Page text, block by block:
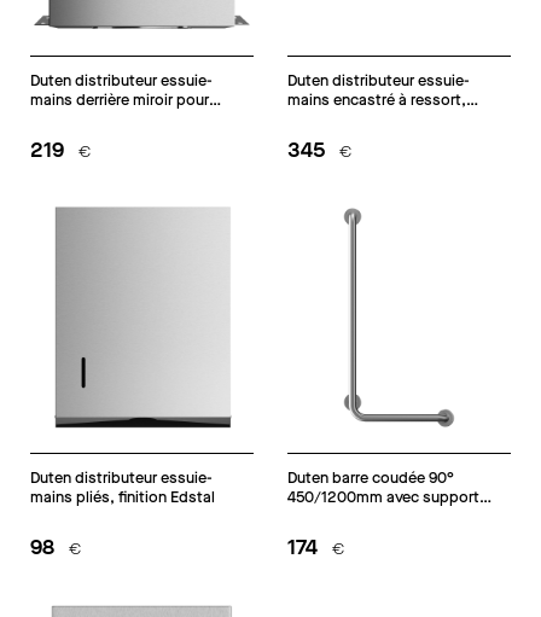
Duten distributeur essuie-
mains derrière miroir pour
219 €
Duten distributeur essuie-
mains encastré à ressort,
345 €
Duten distributeur essuie-
mains pliés, finition Edstal
98 €
Duten barre coudée 90°
450/1200mm avec support
174 €